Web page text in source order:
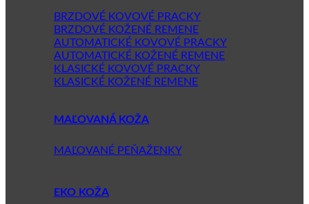
BRZDOVÉ KOVOVÉ PRACKY
BRZDOVÉ KOŽENÉ REMENE
AUTOMATICKÉ KOVOVÉ PRACKY
AUTOMATICKÉ KOŽENÉ REMENE
KLASICKÉ KOVOVÉ PRACKY
KLASICKÉ KOŽENÉ REMENE
MAĽOVANÁ KOŽA
MAĽOVANÉ PEŇAŽENKY
EKO KOŽA